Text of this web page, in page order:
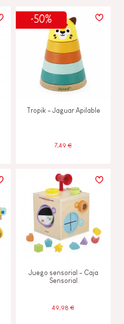
-50%
Tropik - Jaguar Apilable
7,49 €
Juego sensorial - Caja
Sensorial
49,98 €